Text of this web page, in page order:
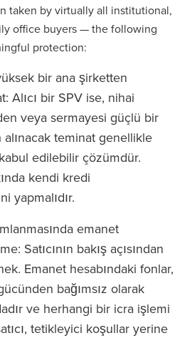
taken by virtually all institutional,
office buyers — the following
protection:
bir ana şirketten
Alıcı bir SPV ise, nihai
veya sermayesi güçlü bir
teminat genellikle
edilebilir çözümdür.
kendi kredi
yapmalıdır.
emanet
Satıcının bakış açısından
Emanet hesabındaki fonlar,
bağımsız olarak
ve herhangi bir icra işlemi
tetikleyici koşullar yerine